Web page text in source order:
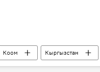
Коом Кыргызстан